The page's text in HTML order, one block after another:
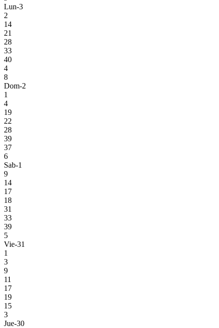
Lun-3
2
14
21
28
33
40
4
8
Dom-2
1
4
19
22
28
39
37
6
Sab-1
9
14
17
18
31
33
39
5
Vie-31
1
3
9
11
17
19
15
3
Jue-30